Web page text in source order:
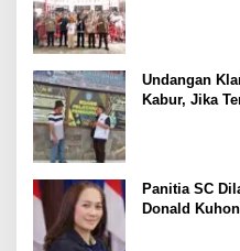
Undangan
Kabur, Jika
Panitia SC
Donald